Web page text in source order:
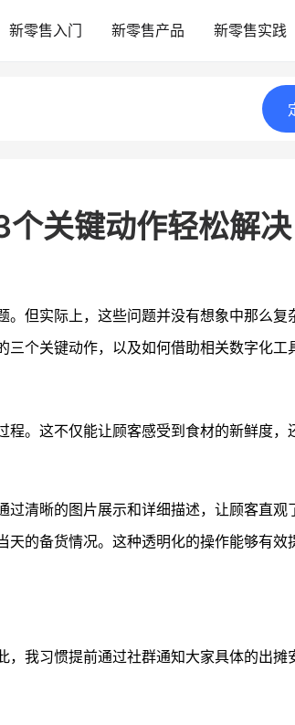
新零售入门 新零售产品 新零售实践
关键动作轻松解决
但实际上，这些问题并没有想象中那么复
个关键动作，以及如何借助相关数字化工
。这不仅能让顾客感受到食材的新鲜度，
过清晰的图片展示和详细描述，让顾客直观
的备货情况。这种透明化的操作能够有效
我习惯提前通过社群通知大家具体的出摊